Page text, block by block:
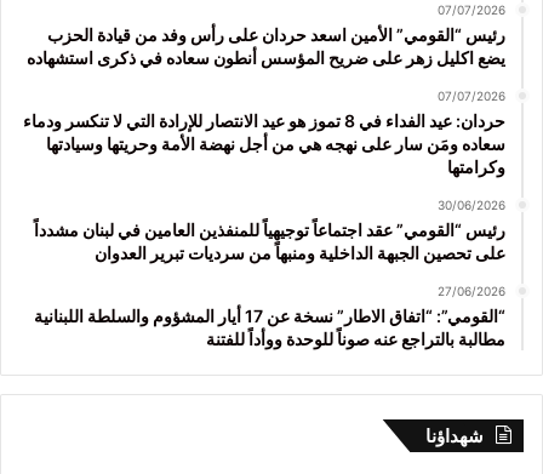
07/07/2026
رئيس “القومي” الأمين اسعد حردان على رأس وفد من قيادة الحزب
يضع اكليل زهر على ضريح المؤسس أنطون سعاده في ذكرى استشهاده
07/07/2026
حردان: عيد الفداء في 8 تموز هو عيد الانتصار للإرادة التي لا تنكسر ودماء
سعاده ومَن سار على نهجه هي من أجل نهضة الأمة وحريتها وسيادتها
وكرامتها
30/06/2026
رئيس “القومي” عقد اجتماعاً توجيهياً للمنفذين العامين في لبنان مشدداً
على تحصين الجبهة الداخلية ومنبهاً من سرديات تبرير العدوان
27/06/2026
“القومي”: “اتفاق الاطار” نسخة عن 17 أيار المشؤوم والسلطة اللبنانية
مطالبة بالتراجع عنه صوناً للوحدة ووأداً للفتنة
شهداؤنا